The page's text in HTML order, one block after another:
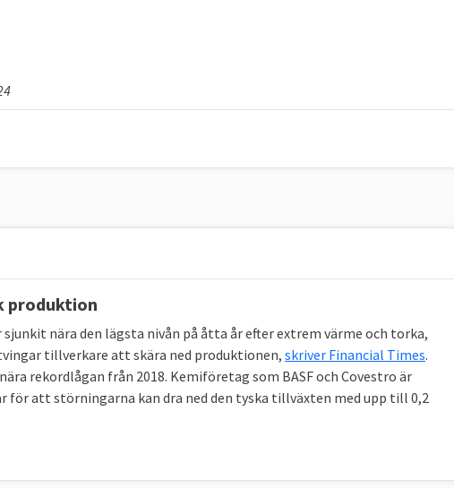
produktion
nära den lägsta nivån på åtta år efter extrem värme och torka,
tillverkare att skära ned produktionen, skriver Financial Times.
rekordlågan från 2018. Kemiföretag som BASF och Covestro är
för att störningarna kan dra ned den tyska tillväxten med upp till 0,2